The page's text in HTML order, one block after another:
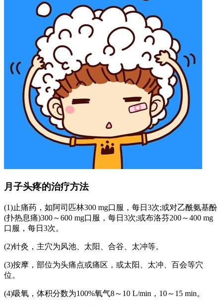
月子头疼的治疗方法
(1)止痛药，如阿司匹林300 mg口服，每日3次;或对乙酰氨基酚
(扑热息痛)300～600 mg口服，每日3次;或布洛芬200～400 mg
口服，每日3次。
(2)针灸，主穴为风池、太阳、合谷、太冲等。
(3)按摩，部位为头痛点或痛区，或太阳、太冲、百会等穴
位。
(4)吸氧，体积分数为100%氧气8～10 L/min，10～15 min。